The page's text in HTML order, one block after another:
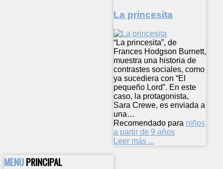
La princesita
“La princesita”, de
Frances Hodgson Burnett,
muestra una historia de
contrastes sociales, como
ya sucediera con “El
pequeño Lord”. En este
caso, la protagonista,
Sara Crewe, es enviada a
una…
Recomendado para niños
a partir de 9 años
Leer más ...
MENUPRINCIPAL